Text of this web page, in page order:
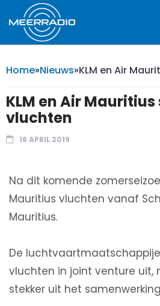
Home»Nieuws»KLM en Air
KLM en Air
vluchten
16 APRIL 2019
Na dit komende
Mauritius vluchten vanaf
Mauritius.
De
vluchten in joint venture uit,
stekker uit het